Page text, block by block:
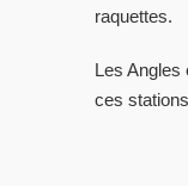
raquettes.
Les Angles
ces